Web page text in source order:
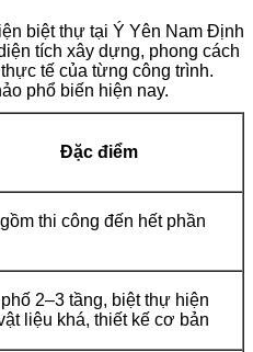
biệt thự tại Ý Yên Nam Định
tích xây dựng, phong cách
tế của từng công trình.
phổ biến hiện nay.
Đặc điểm
thi công đến hết phần
2–3 tầng, biệt thự hiện
liệu khá, thiết kế cơ bản